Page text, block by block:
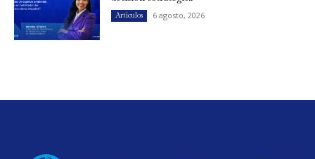
Artículos 6 agosto, 2026